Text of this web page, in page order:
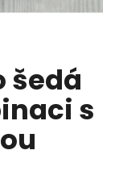
šedá
s